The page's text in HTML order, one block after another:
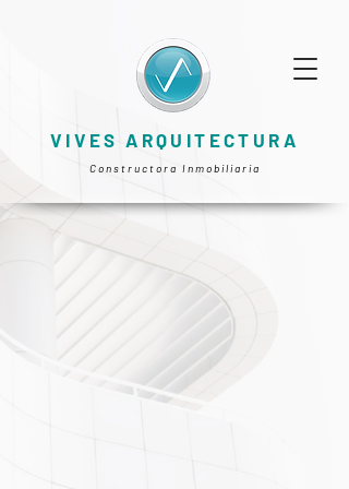
VIVES ARQUITECTURA
Constructora Inmobiliaria